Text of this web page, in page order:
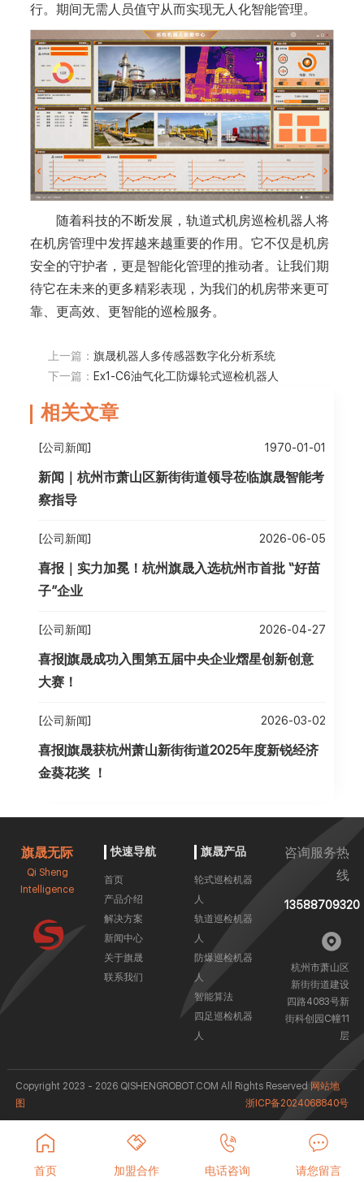
行。期间无需人员值守从而实现无人化智能管理。
随着科技的不断发展，轨道式机房巡检机器人将
在机房管理中发挥越来越重要的作用。它不仅是机房
安全的守护者，更是智能化管理的推动者。让我们期
待它在未来的更多精彩表现，为我们的机房带来更可
靠、更高效、更智能的巡检服务。
上一篇：旗晟机器人多传感器数字化分析系统
下一篇： Ex1-C6油气化工防爆轮式巡检机器人
相关文章
[公司新闻]
新闻｜杭州市萧山区新街街道领导莅临旗晟智能考
察指导
1970-01-01
[公司新闻]
喜报｜实力加冕！杭州旗晟入选杭州市首批 “好苗
子”企业
2026-06-05
[公司新闻]
喜报|旗晟成功入围第五届中央企业熠星创新创意
大赛！
2026-04-27
[公司新闻]
喜报|旗晟获杭州萧山新街街道2025年度新锐经济
金葵花奖 ！
2026-03-02
旗晟无际
Qi Sheng
Intelligence
快速导航
首页
产品介绍
解决方案
新闻中心
关于旗晟
联系我们
旗晟产品
轮式巡检机器
人
轨道巡检机器
人
防爆巡检机器
人
智能算法
四足巡检机器
人
咨询服务热
线
13588709320
杭州市萧山区
新街街道建设
四路4083号新
街科创园C幢11
层
Copyright 2023 - 2026 QISHENGROBOT.COM All Rights Reserved 网站地
图
浙ICP备2024068840号
首页 加盟合作 电话咨询 请您留言